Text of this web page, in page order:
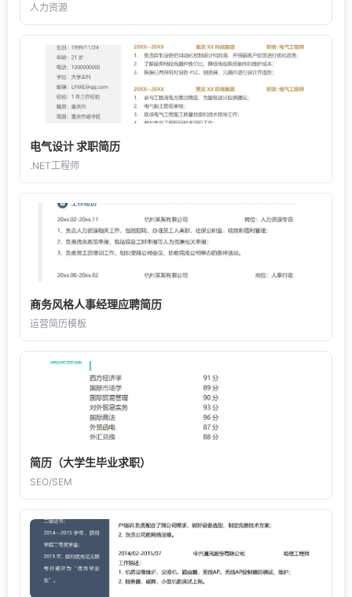
人力资源
电气设计 求职简历
.NET工程师
商务风格人事经理应聘简历
运营简历模板
简历（大学生毕业求职）
SEO/SEM